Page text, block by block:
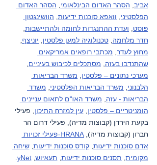
אביב הסהר האדום הבינלאומי
הסהר האדום
הפלסטיני
וואפא סוכנות ידיעות הוושינגטון
פוסט
ועדת ההתנגדות לחומה ולהתיישבות
חדר מלחמה טכנולוגיה למען פלסטין יוניצף
מחוץ לעדר מכתבי רופאים אמריקאים
שהתנדבו בעזה
מסתכלים לכיבוש בעיניים
מערכי נתונים – פלסטין
משרד הבריאות
הלבנוני
משרד הבריאות הפלסטיני
משרד
הבריאות - עזה
משרד האו"ם לתאום עניינים
הומניטריים – פלסטין עין למזרח התיכון , פעילי
בקעת הירדן (קבוצות מדיה), פעילי דרום הר
חברון (קבוצות מדיה),
HRANA-פעילי זכויות
אדם סוכנות ידיעות קודס סוכנות ידיעות שיחה
מקומית תסנים סוכנות ידיעות תעאיוש yNet